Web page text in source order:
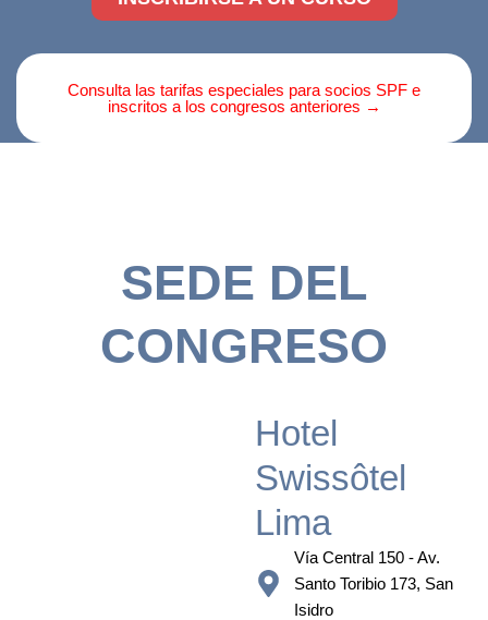
Consulta las tarifas especiales para socios SPF e
inscritos a los congresos anteriores →
SEDE DEL
CONGRESO
Hotel
Swissôtel
Lima
Vía Central 150 - Av.
Santo Toribio 173, San
Isidro